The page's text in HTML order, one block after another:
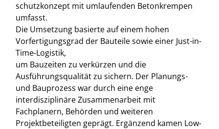
schutzkonzept mit umlaufenden Betonkrempen
umfasst.
Die Umsetzung basierte auf einem hohen
Vorfertigungsgrad der Bauteile sowie einer Just-in-
Time-Logistik,
um Bauzeiten zu verkürzen und die
Ausführungsqualität zu sichern. Der Planungs-
und Bauprozess war durch eine enge
interdisziplinäre Zusammenarbeit mit
Fachplanern, Behörden und weiteren
Projektbeteiligten geprägt. Ergänzend kamen Low-